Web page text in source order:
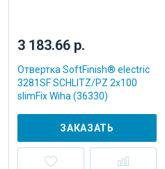
3 183.66 р.
Отвертка SoftFinish® electric
3281SF SCHLITZ/PZ 2x100
slimFix Wiha (36330)
ЗАКАЗАТЬ